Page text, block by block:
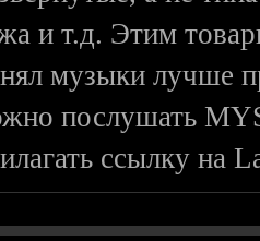
и т.д. Этим
музыки лучше
послушать
ссылку на